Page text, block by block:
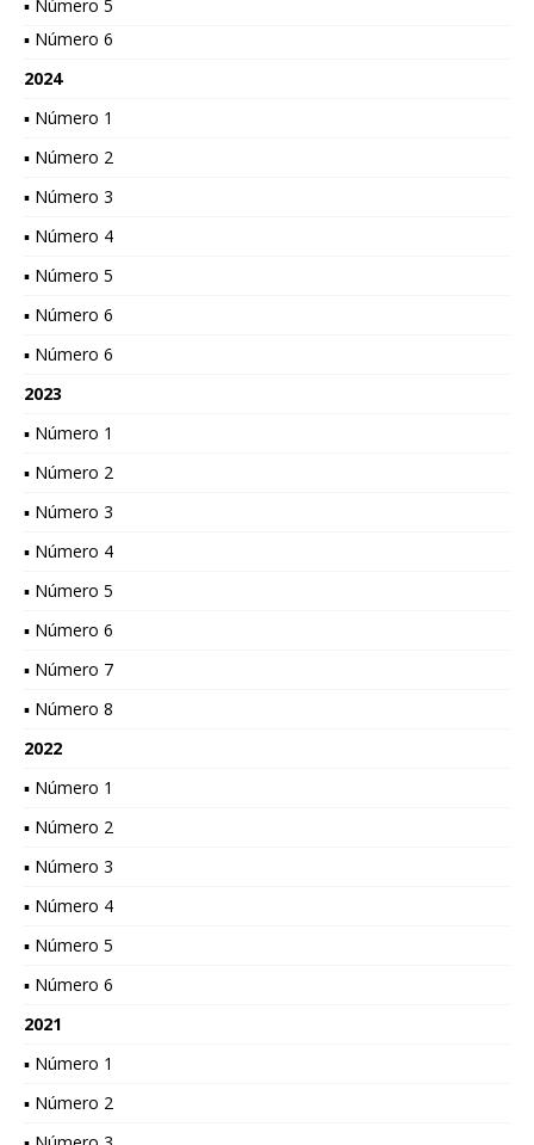
▪ Número 5
▪ Número 6
2024
▪ Número 1
▪ Número 2
▪ Número 3
▪ Número 4
▪ Número 5
▪ Número 6
▪ Número 6
2023
▪ Número 1
▪ Número 2
▪ Número 3
▪ Número 4
▪ Número 5
▪ Número 6
▪ Número 7
▪ Número 8
2022
▪ Número 1
▪ Número 2
▪ Número 3
▪ Número 4
▪ Número 5
▪ Número 6
2021
▪ Número 1
▪ Número 2